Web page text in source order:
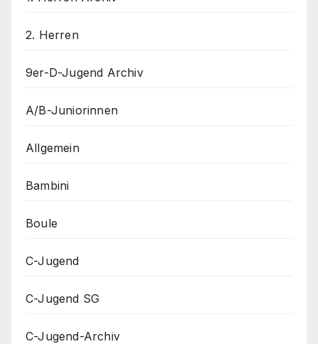
2. Herren
9er-D-Jugend Archiv
A/B-Juniorinnen
Allgemein
Bambini
Boule
C-Jugend
C-Jugend SG
C-Jugend-Archiv